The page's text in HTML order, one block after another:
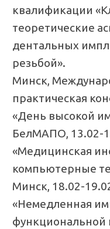
квалификации
теоретические
дентальных
резьбой».
Минск,
практическая
«День высокой
БелМАПО, 13.02-
«Медицинская
компьютерные
Минск, 18.02-
«Немедленная
функциональной